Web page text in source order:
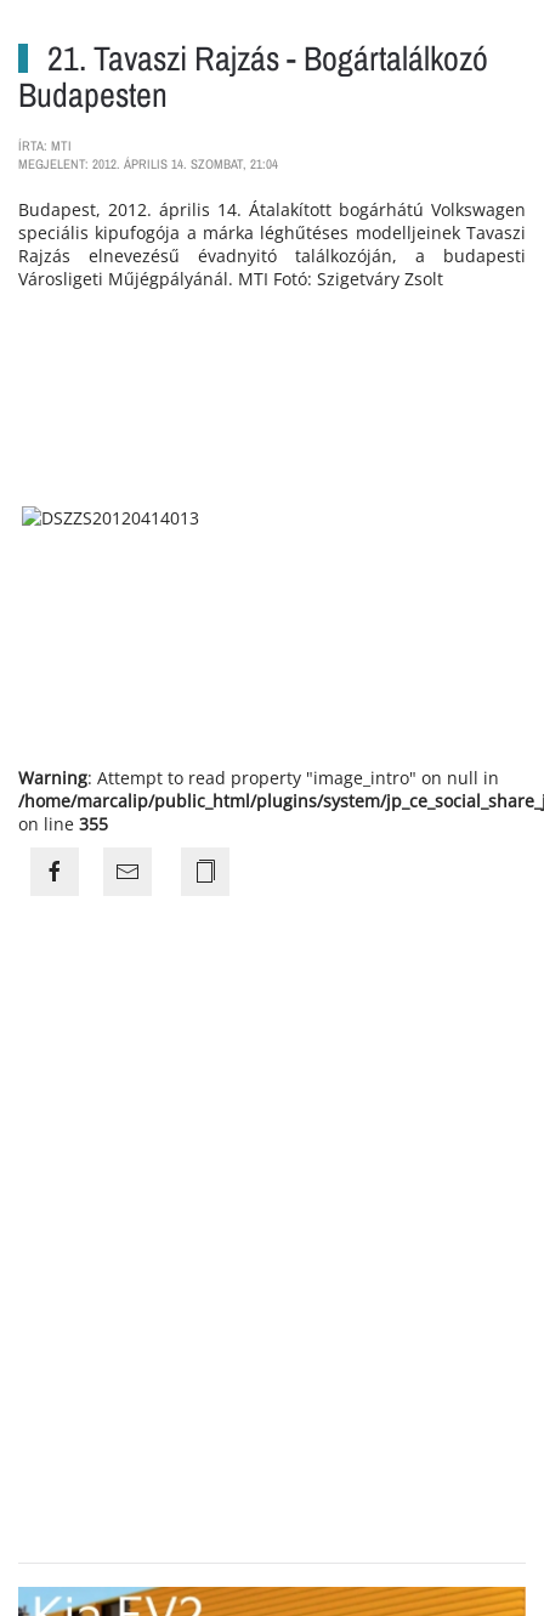
21. Tavaszi Rajzás - Bogártalálkozó
Budapesten
ÍRTA: MTI
MEGJELENT: 2012. ÁPRILIS 14. SZOMBAT, 21:04
Budapest, 2012. április 14. Átalakított bogárhátú Volkswagen
speciális kipufogója a márka léghűtéses modelljeinek Tavaszi
Rajzás elnevezésű évadnyitó találkozóján, a budapesti
Városligeti Műjégpályánál. MTI Fotó: Szigetváry Zsolt
Warning: Attempt to read property "image_intro" on null in
/home/marcalip/public_html/plugins/system/
on line 355